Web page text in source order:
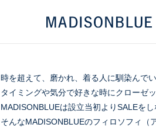
時を超えて、磨かれ、着る人に馴染んでい
タイミングや気分で好きな時にクローゼ
MADISONBLUEは設立当初よりSALEをし
そんなMADISONBLUEのフィロソフィ（